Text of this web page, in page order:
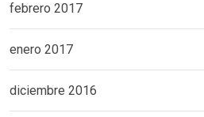
febrero 2017
enero 2017
diciembre 2016